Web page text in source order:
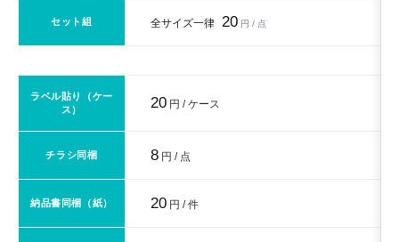
セット組 全サイズ一律 20 円 / 点
ラベル貼り（ケー
ス）
20 円 / ケース
チラシ同梱 8 円 / 点
納品書同梱（紙） 20 円 / 件